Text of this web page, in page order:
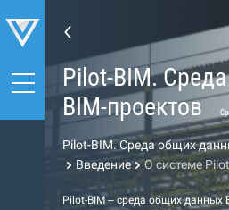
Pilot-BIM.
BIM-проектов
Pilot-BIM. Среда общих
Введение
О системе
Pilot-BIM – среда общих данных